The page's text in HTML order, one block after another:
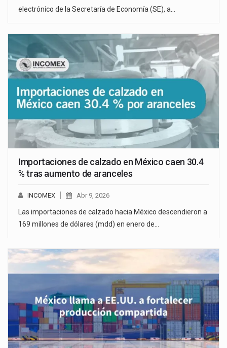
electrónico de la Secretaría de Economía (SE), a…
Importaciones de calzado en México caen 30.4
% tras aumento de aranceles
INCOMEX Abr 9, 2026
Las importaciones de calzado hacia México descendieron a
169 millones de dólares (mdd) en enero de…